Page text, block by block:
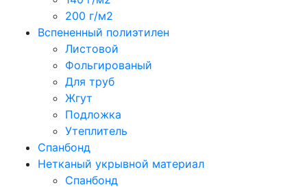
200 г/м2
Вспененный полиэтилен
Листовой
Фольгированый
Для труб
Жгут
Подложка
Утеплитель
Спанбонд
Нетканый укрывной материал
Спанбонд